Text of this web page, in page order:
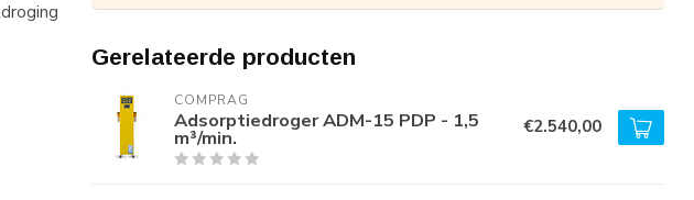
Gerelateerde producten
COMPRAG
Adsorptiedroger ADM-15 PDP - 1,5
m³/min. €2.540,00